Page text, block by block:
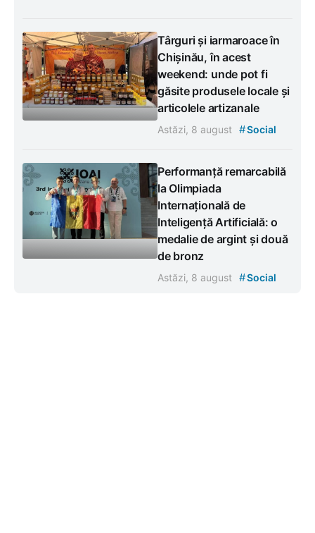
Târguri și iarmaroace în
Chișinău, în acest
weekend: unde pot fi
găsite produsele locale și
articolele artizanale
Astăzi, 8 august #Social
Performanță remarcabilă
la Olimpiada
Internațională de
Inteligență Artificială: o
medalie de argint și două
de bronz
Astăzi, 8 august #Social